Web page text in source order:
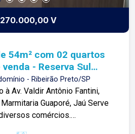
270.000,00 V
54m² com 02 quartos
- Reserva Sul
- Ribeirão Preto/SP
à Av. Valdir Antônio Fantini,
Guaporé, Jaú Serve
comércios.